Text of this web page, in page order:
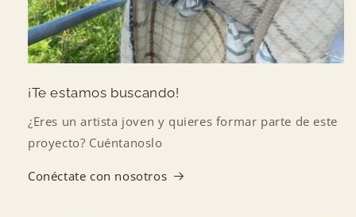
¡Te estamos buscando!
¿Eres un artista joven y quieres formar parte de este
proyecto? Cuéntanoslo
Conéctate con nosotros